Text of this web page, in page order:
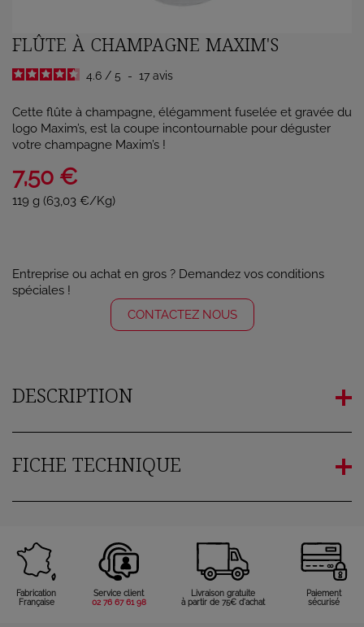
FLÛTE À CHAMPAGNE MAXIM'S
4.6 / 5 - 17 avis
Cette flûte à champagne, élégamment fuselée et gravée du
logo Maxim’s, est la coupe incontournable pour déguster
votre champagne Maxim’s !
7,50 €
119 g (63,03 €/Kg)
Entreprise ou achat en gros ? Demandez vos conditions
spéciales !
CONTACTEZ NOUS
DESCRIPTION
FICHE TECHNIQUE
Fabrication
Française
Service client
02 76 67 61 98
Livraison gratuite
à partir de 75€ d'achat
Paiement
sécurisé